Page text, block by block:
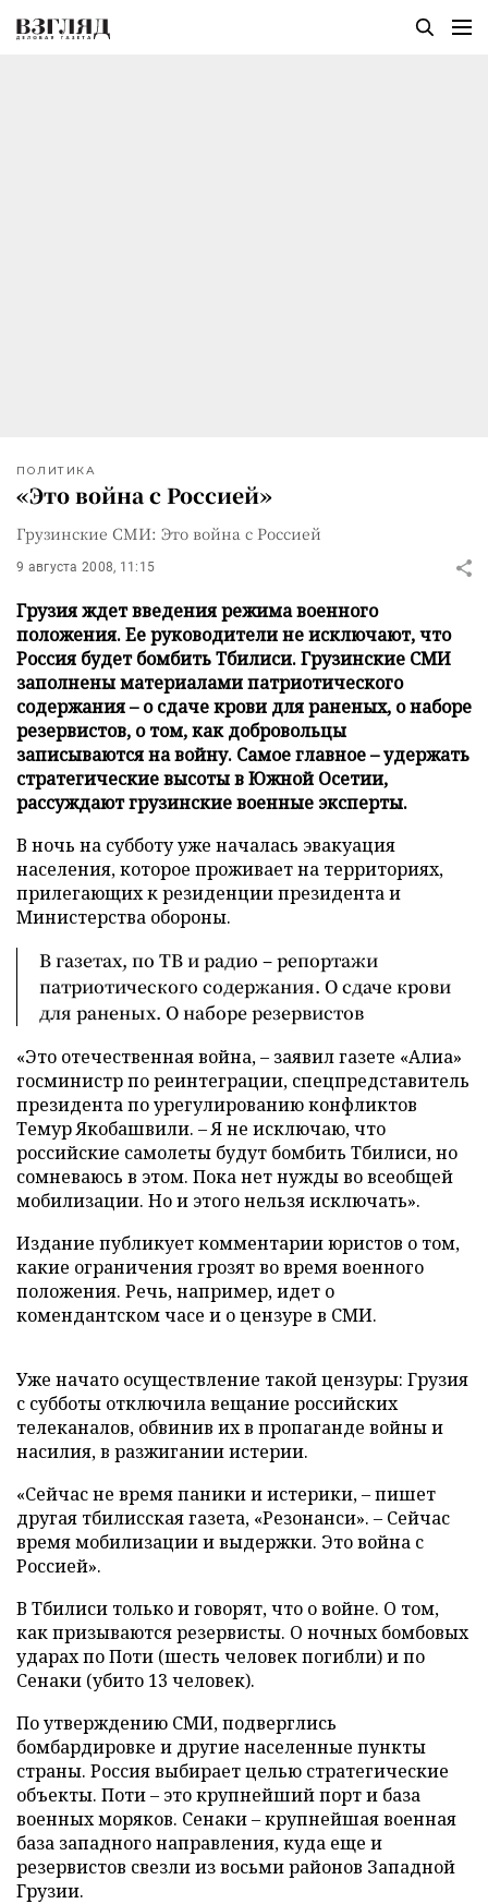
ПОЛИТИКА
«Это война с Россией»
Грузинские СМИ: Это война с Россией
9 августа 2008, 11:15
Грузия ждет введения режима военного
положения. Ее руководители не исключают, что
Россия будет бомбить Тбилиси. Грузинские СМИ
заполнены материалами патриотического
содержания – о сдаче крови для раненых, о наборе
резервистов, о том, как добровольцы
записываются на войну. Самое главное – удержать
стратегические высоты в Южной Осетии,
рассуждают грузинские военные эксперты.
В ночь на субботу уже началась эвакуация
населения, которое проживает на территориях,
прилегающих к резиденции президента и
Министерства обороны.
В газетах, по ТВ и радио – репортажи
патриотического содержания. О сдаче крови
для раненых. О наборе резервистов
«Это отечественная война, – заявил газете «Алиа»
госминистр по реинтеграции, спецпредставитель
президента по урегулированию конфликтов
Темур Якобашвили. – Я не исключаю, что
российские самолеты будут бомбить Тбилиси, но
сомневаюсь в этом. Пока нет нужды во всеобщей
мобилизации. Но и этого нельзя исключать».
Издание публикует комментарии юристов о том,
какие ограничения грозят во время военного
положения. Речь, например, идет о
комендантском часе и о цензуре в СМИ.
Уже начато осуществление такой цензуры: Грузия
с субботы отключила вещание российских
телеканалов, обвинив их в пропаганде войны и
насилия, в разжигании истерии.
«Сейчас не время паники и истерики, – пишет
другая тбилисская газета, «Резонанси». – Сейчас
время мобилизации и выдержки. Это война с
Россией».
В Тбилиси только и говорят, что о войне. О том,
как призываются резервисты. О ночных бомбовых
ударах по Поти (шесть человек погибли) и по
Сенаки (убито 13 человек).
По утверждению СМИ, подверглись
бомбардировке и другие населенные пункты
страны. Россия выбирает целью стратегические
объекты. Поти – это крупнейший порт и база
военных моряков. Сенаки – крупнейшая военная
база западного направления, куда еще и
резервистов свезли из восьми районов Западной
Грузии.